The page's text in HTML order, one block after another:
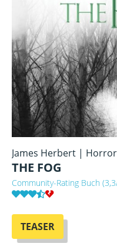
James Herbert | Horror
THE FOG
Community-Rating Buch
TEASER